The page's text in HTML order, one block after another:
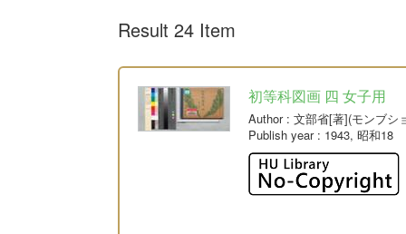
Result 24 Item
初等科図画 四 女子用
Author: 文部省[著](モンブシ
Publish year: 1943, 昭和18